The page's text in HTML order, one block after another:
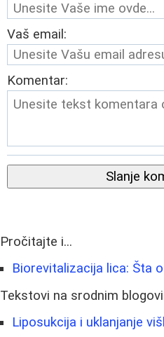
Vaš email:
Komentar:
Slanje
Pročitajte i...
Biorevitalizacija lica: Šta
Tekstovi na srodnim
Liposukcija i uklanjanje